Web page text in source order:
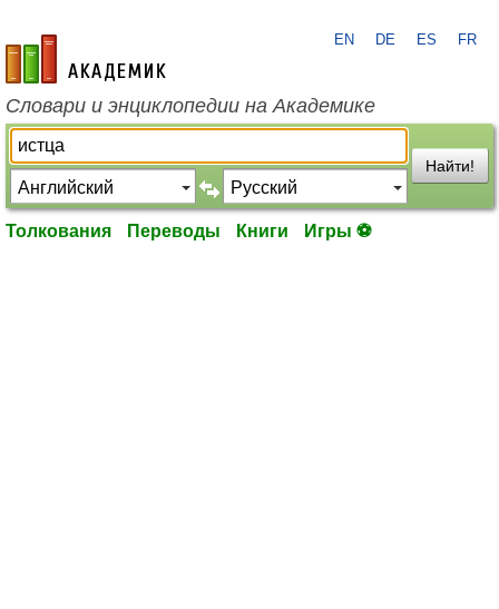
academic.ru
EN DE ES FR
Словари и энциклопедии на Академике
Найти!
Толкования Переводы Книги Игры ⚽